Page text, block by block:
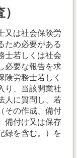
又は社会保険労
ため必要がある
士若しくは社会
必要な報告を求
険労務士若しく
り、当該開業社
人に質問し、若
その作成、備付
備付け又は保存
録を含む。）を